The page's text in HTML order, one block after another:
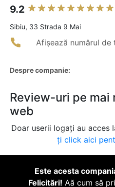
9.2
Sibiu, 33 Strada 9 Mai
Afișează numărul de
Despre companie:
Review-uri pe
web
Doar userii logați au acces
ți click aici
Este acesta
Felicitări! Aă cum să